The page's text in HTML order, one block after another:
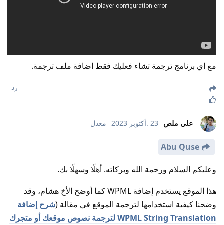
مع اي برنامج ترجمة تشاء فعليك فقط اضافة ملف ترجمة.
رد
علي ملص 23 .أكتوبر 2023 معدل
Abu Quse
وعليكم السلام ورحمة الله وبركاته. أهلًا وسهلًا بك.
هذا الموقع يستخدم إضافة WPML كما أوضح الأخ هشام، وقد
وضحنا كيفية استخدامها لترجمة الموقع في مقالة (شرح إضافة
WPML String Translation لترجمة نصوص موقعك أو متجرك